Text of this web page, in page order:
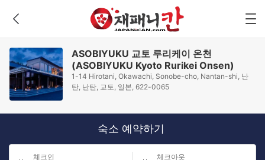
ASOBIYUKU 교토 루리케이 온천
(ASOBIYUKU Kyoto Rurikei Onsen)
1-14 Hirotani, Okawachi, Sonobe-cho, Nantan-shi, 난
탄, 난탄, 교토, 일본, 622-0065
숙소 예약하기
체크인 체크아웃